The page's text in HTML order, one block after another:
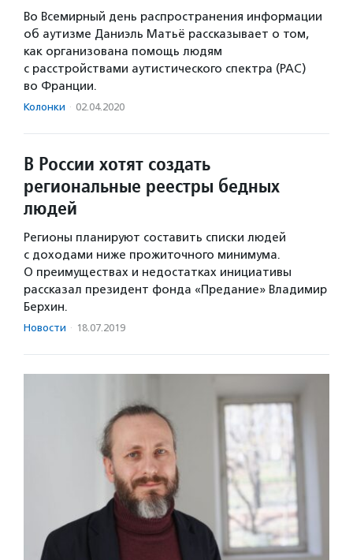
Во Всемирный день распространения информации
об аутизме Даниэль Матьё рассказывает о том,
как организована помощь людям
с расстройствами аутистического спектра (РАС)
во Франции.
Колонки · 02.04.2020
В России хотят создать
региональные реестры бедных
людей
Регионы планируют составить списки людей
с доходами ниже прожиточного минимума.
О преимуществах и недостатках инициативы
рассказал президент фонда «Предание» Владимир
Берхин.
Новости · 18.07.2019